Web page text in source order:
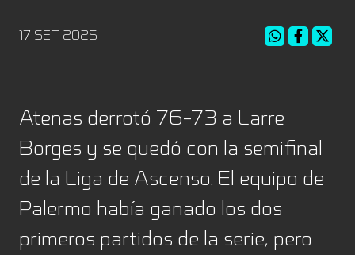
17 SET 2025
Atenas derrotó 76-73 a Larre
Borges y se quedó con la semifinal
de la Liga de Ascenso. El equipo de
Palermo había ganado los dos
primeros partidos de la serie, pero